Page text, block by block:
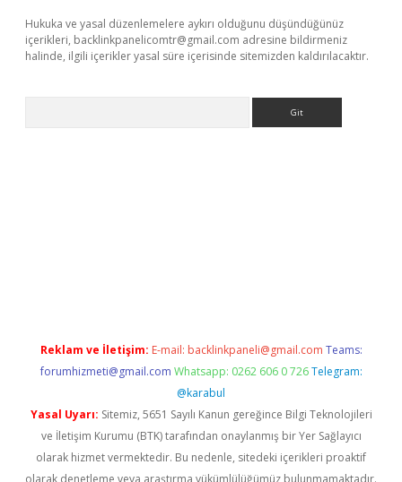
Hukuka ve yasal düzenlemelere aykırı olduğunu düşündüğünüz
içerikleri, backlinkpanelicomtr@gmail.com adresine bildirmeniz
halinde, ilgili içerikler yasal süre içerisinde sitemizden kaldırılacaktır.
Reklam ve İletişim: E-mail: backlinkpaneli@gmail.com Teams:
forumhizmeti@gmail.com Whatsapp: 0262 606 0 726 Telegram:
@karabul
Yasal Uyarı: Sitemiz, 5651 Sayılı Kanun gereğince Bilgi Teknolojileri
ve İletişim Kurumu (BTK) tarafından onaylanmış bir Yer Sağlayıcı
olarak hizmet vermektedir. Bu nedenle, sitedeki içerikleri proaktif
olarak denetleme veya araştırma yükümlülüğümüz bulunmamaktadır.